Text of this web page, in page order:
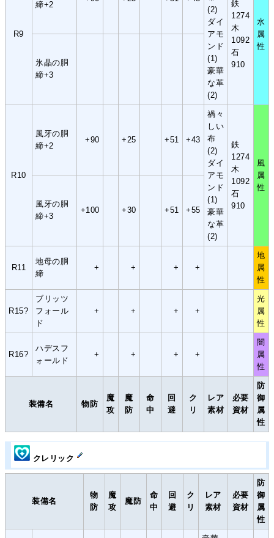
装備名 物防
魔
攻
魔
防
命
中
回
避
ク
リ
レア
素材
必要
資材
防
御
属
性
R9
締+2
(2)
ダイ
アモ
ンド
(1)
豪華
な革
(2)
鉄
1274
木
1092
石
910
水
属
性
氷晶の胴
締+3
R10
風牙の胴
締+2
+90 +25 +51 +43
禍々
しい
布
(2)
ダイ
アモ
ンド
(1)
豪華
な革
(2)
鉄
1274
木
1092
石
910
風
属
性
風牙の胴
締+3
+100 +30 +51 +55
R11
地母の胴
締
+ + + +
地
属
性
R15?
ブリッツ
フォール
ド
+ + + +
光
属
性
R16?
ハデスフ
ォールド
+ + + +
闇
属
性
クレリック
装備名
物
防
魔
攻
魔防
命
中
回
避
ク
リ
レア
素材
必要
資材
防
御
属
性